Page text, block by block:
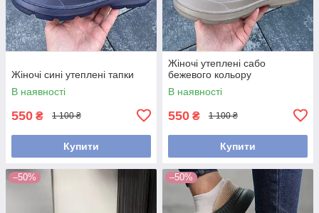
Жіночі сині утеплені тапки
В наявності
550 ₴ 1 100 ₴
Купити
Жіночі утеплені сабо
бежевого кольору
В наявності
550 ₴ 1 100 ₴
Купити
–50% –50%